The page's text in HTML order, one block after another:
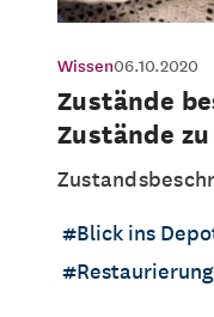
Wissen06.10.2020
Zustände
Zustände
Blick ins
Restaurierung